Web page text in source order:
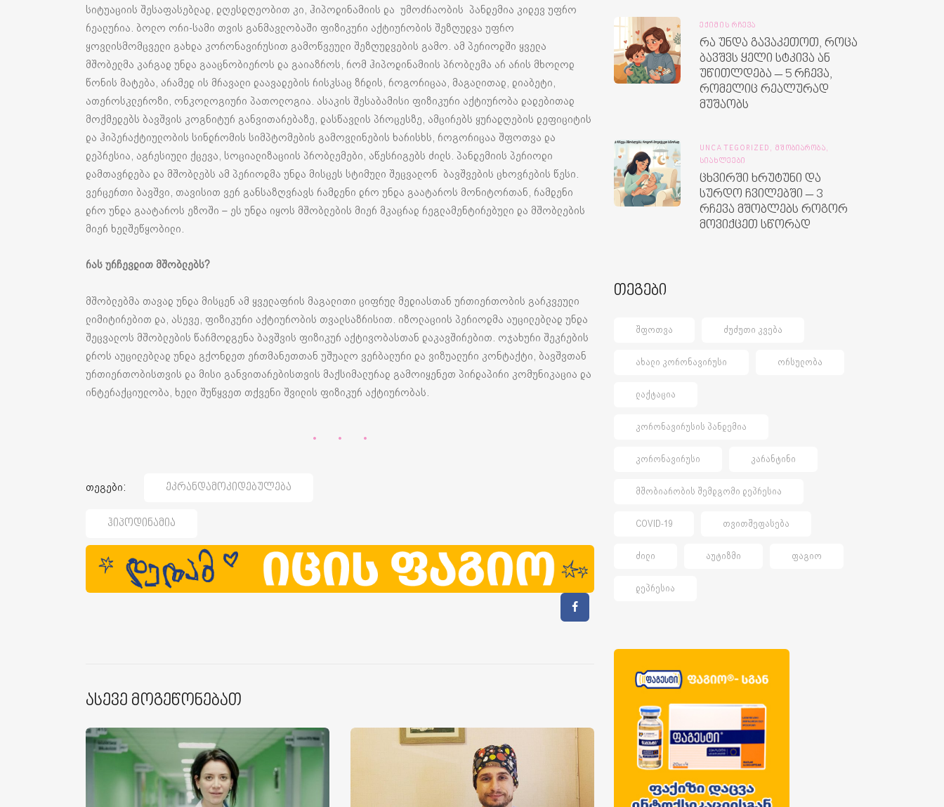
სიტუაციის შესაფასებლად, დღესდღეობით კი, ჰიპოდინამიის და უმოძრაობის პანდემია კიდევ უფრო
რეალურია. ბოლო ორი-სამი თვის განმავლობაში ფიზიკური აქტიურობის შეზღუდვა უფრო
ყოვლისმომცველი გახდა კორონავირუსით გამოწვეული შეზღუდვების გამო. ამ პერიოდში ყველა
მშობელმა კარგად უნდა გააცნობიეროს და გაიაზროს, რომ ჰიპოდინამიის პრობლემა არ არის მხოლოდ
წონის მატება, არამედ ის მრავალი დაავადების რისკსაც ზრდის, როგორიცაა, მაგალითად, დიაბეტი,
ათეროსკლეროზი, ონკოლოგიური პათოლოგია. ასაკის შესაბამისი ფიზიკური აქტიურობა დადებითად
მოქმედებს ბავშვის კოგნიტურ განვითარებაზე, დასწავლის პროცესზე, ამცირებს ყურადღების დეფიციტის
და ჰიპერაქტიულობის სინდრომის სიმპტომების გამოვლინების ხარისხს, როგორიცაა შფოთვა და
დეპრესია, აგრესიული ქცევა, სოციალიზაციის პრობლემები, აწესრიგებს ძილს. პანდემიის პერიოდი
დამთავრდება და მშობლებს ამ პერიოდმა უნდა მისცეს სტიმული შეცვალონ ბავშვების ცხოვრების წესი.
ვერცერთი ბავშვი, თავისით ვერ განსაზღვრავს რამდენი დრო უნდა გაატაროს მონიტორთან, რამდენი
დრო უნდა გაატაროს ეზოში – ეს უნდა იყოს მშობლების მიერ მკაცრად რეგლამენტირებული და მშობლების
მიერ ხელშეწყობილი.
რას ურჩევდით მშობლებს?
მშობლებმა თავად უნდა მისცენ ამ ყველაფრის მაგალითი ციფრულ მედიასთან ურთიერთობის გარკვეული
ლიმიტირებით და, ასევე, ფიზიკური აქტიურობის თვალსაზრისით. იზოლაციის პერიოდმა აუცილებლად უნდა
შეცვალოს მშობლების წარმოდგენა ბავშვის ფიზიკურ აქტივობასთან დაკავშირებით. ოჯახური შეკრების
დროს აუცილებლად უნდა გქონდეთ ერთმანეთთან უშუალო ვერბალური და ვიზუალური კონტაქტი, ბავშვთან
ურთიერთობისთვის და მისი განვითარებისთვის მაქსიმალურად გამოიყენეთ პირდაპირი კომუნიკაცია და
ინტერაქციულობა, ხელი შუწყვეთ თქვენი შვილის ფიზიკურ აქტიურობას.
თეგები: Ეკრანდამოკიდებულება
Ჰიპოდინამია
Ასევე Მოგეწონებათ
ᲔᲥᲘᲛᲘᲡ ᲠᲩᲔᲕᲐ
რა უნდა გავაკეთოთ, როცა
ბავშვს ყელი სტკივა ან
უწითლდება – 5 რჩევა,
რომელიც რეალურად
მუშაობს
UNCATEGORIZED, ᲛᲨᲝᲑᲘᲐᲠᲝᲑᲐ,
ᲡᲘᲐᲮᲚᲔᲔᲑᲘ
ცხვირში ხრუტუნი და
სურდო ჩვილებში – 3
რჩევა მშობლებს როგორ
მოვიქცეთ სწორად
თეგები
ᲨᲤᲝᲗᲕᲐ ᲫᲣᲫᲣᲗᲘ ᲙᲕᲔᲑᲐ
ᲐᲮᲐᲚᲘ ᲙᲝᲠᲝᲜᲐᲕᲘᲠᲣᲡᲘ ᲝᲠᲡᲣᲚᲝᲑᲐ
ᲚᲐᲥᲢᲐᲪᲘᲐ
ᲙᲝᲠᲝᲜᲐᲕᲘᲠᲣᲡᲘᲡ ᲞᲐᲜᲓᲔᲛᲘᲐ
ᲙᲝᲠᲝᲜᲐᲕᲘᲠᲣᲡᲘ ᲙᲐᲠᲐᲜᲢᲘᲜᲘ
ᲛᲨᲝᲑᲘᲐᲠᲝᲑᲘᲡ ᲨᲔᲛᲓᲒᲝᲛᲘ ᲓᲔᲞᲠᲔᲡᲘᲐ
COVID-19 ᲗᲕᲘᲗᲨᲔᲤᲐᲡᲔᲑᲐ
ᲫᲘᲚᲘ ᲐᲣᲢᲘᲖᲛᲘ ᲤᲐᲒᲘᲝ
ᲓᲔᲞᲠᲔᲡᲘᲐ